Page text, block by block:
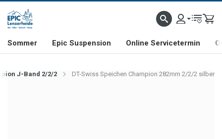
& FREERIDE-SPEZIALIST SCHWEIZER FIRMA SHOP & SHOWROOM IN
Sommer Epic Suspension Online Servicetermin
J-Band 2/2/2 DT-Swiss Speichen Champion 282mm 2/2/2 silber